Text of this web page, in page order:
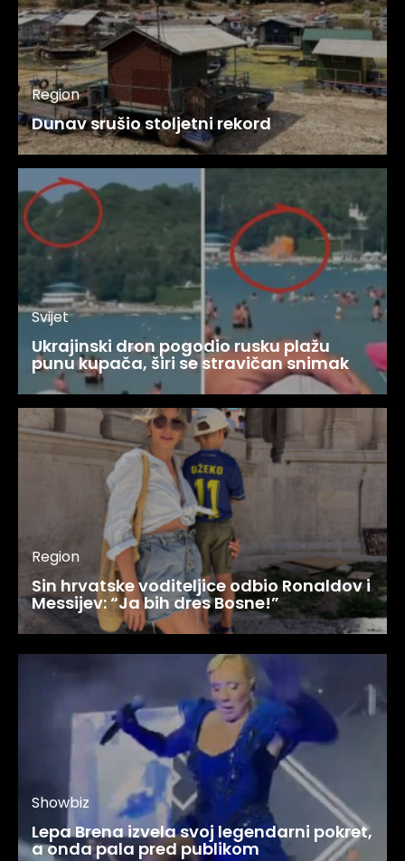
Region
Dunav srušio stoljetni rekord
Svijet
Ukrajinski dron pogodio rusku plažu
punu kupača, širi se stravičan snimak
Region
Sin hrvatske voditeljice odbio Ronaldov i
Messijev: “Ja bih dres Bosne!”
Showbiz
Lepa Brena izvela svoj legendarni pokret,
a onda pala pred publikom